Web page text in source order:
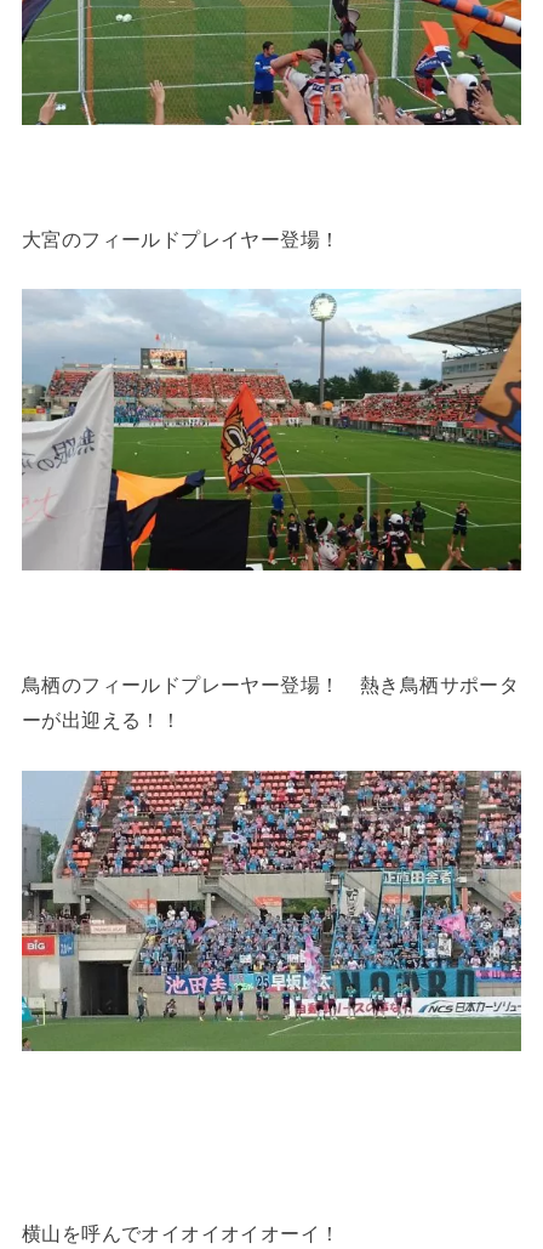
大宮のフィールドプレイヤー登場！
鳥栖のフィールドプレーヤー登場！ 熱き鳥栖サポータ
ーが出迎える！！
横山を呼んでオイオイオイオーイ！